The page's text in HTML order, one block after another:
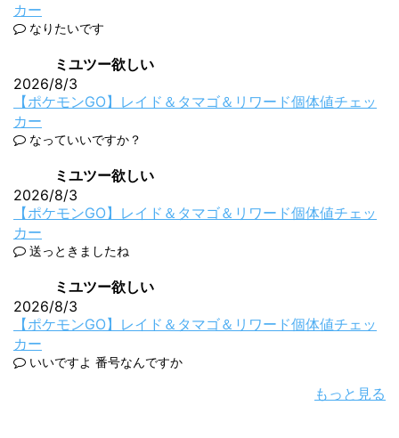
カー
なりたいです
ミユツー欲しい
2026/8/3
【ポケモンGO】レイド＆タマゴ＆リワード個体値チェッ
カー
なっていいですか？
ミユツー欲しい
2026/8/3
【ポケモンGO】レイド＆タマゴ＆リワード個体値チェッ
カー
送っときましたね
ミユツー欲しい
2026/8/3
【ポケモンGO】レイド＆タマゴ＆リワード個体値チェッ
カー
いいですよ 番号なんですか
もっと見る